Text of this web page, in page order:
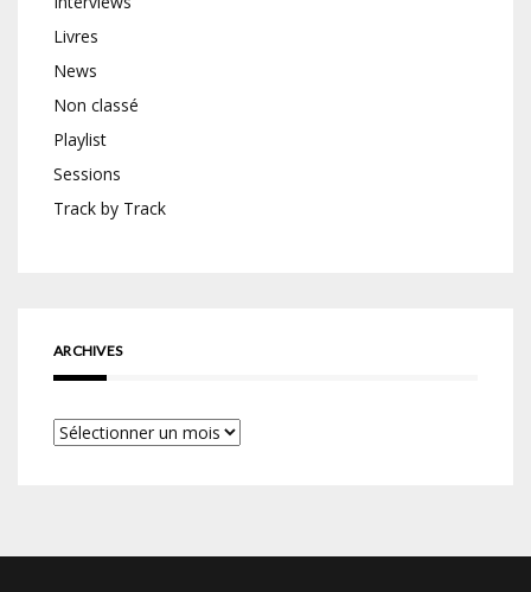
Livres
News
Non classé
Playlist
Sessions
Track by Track
ARCHIVES
Archives